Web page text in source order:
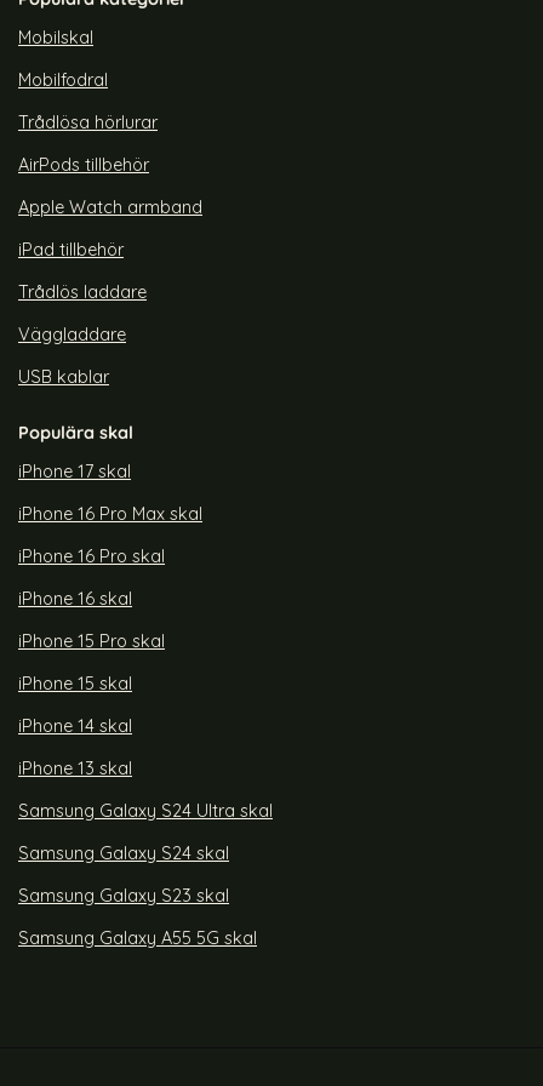
299 kr
Tillgänglighet:
Lagervara
Mobilskal
Mobilfodral
Trådlösa hörlurar
AirPods tillbehör
Apple Watch armband
iPad tillbehör
Trådlös laddare
Väggladdare
USB kablar
Populära skal
iPhone 17 skal
iPhone 16 Pro Max skal
iPhone 16 Pro skal
iPhone 16 skal
iPhone 15 Pro skal
iPhone 15 skal
iPhone 14 skal
iPhone 13 skal
Samsung Galaxy S24 Ultra skal
Samsung Galaxy S24 skal
Samsung Galaxy S23 skal
Samsung Galaxy A55 5G skal